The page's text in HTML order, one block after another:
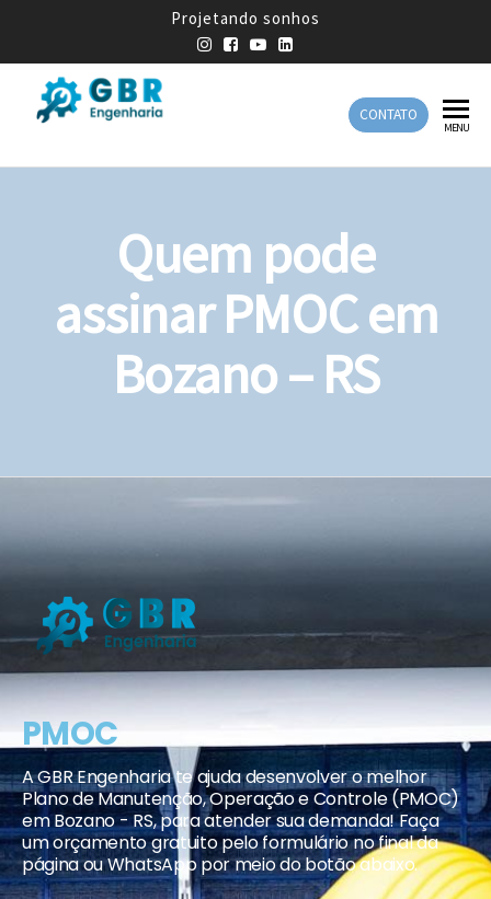
Projetando sonhos
Engenharia
Engenharia
CONTATO
MENU
Quem pode
assinar PMOC em
Bozano – RS
PMOC
A GBR Engenharia te ajuda desenvolver o melhor
Plano de Manutenção, Operação e Controle (PMOC)
em Bozano - RS, para atender sua demanda! Faça
um orçamento gratuito pelo formulário no final da
página ou WhatsApp por meio do botão abaixo.